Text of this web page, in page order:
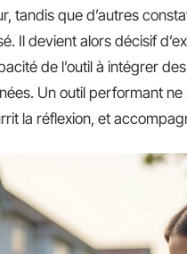
tandis que d’autres
Il devient alors décisif
de l’outil à intégrer des
Un outil performant
la réflexion, et